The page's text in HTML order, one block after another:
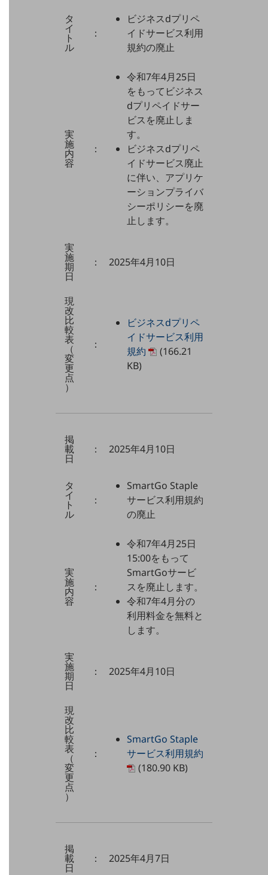
コミュニケーション・情報共有
地域共創・地方創生
セキュリティ対策
業種・業態で探す
業種・業態で探すTOP
製造・建設業
キーワードで探す
モバイルTOP
法人向けスマホ・携帯に関する、
おすすめの機種、料金やサービスをご紹介
ビジネス向けスマートフォン
タフネススマートフォン
データ通信製品
ドコモケータイ
通信モジュール製品
ドコモBiz データ無制限 ドコモ MAX ドコモ mini ドコモBiz かけ放
ケータイプラン
5Gデータプラス
データプラス
IoT向け回線料金
home5Gプラン
タ
イ
ト
ル
：
ビジネスdプリペ
イドサービス利用
規約の廃止
実
施
内
容
：
令和7年4月25日
をもってビジネス
dプリペイドサー
ビスを廃止しま
す。
ビジネスdプリペ
イドサービス廃止
に伴い、アプリケ
ーションプライバ
シーポリシーを廃
止します。
実
施
期
日
： 2025年4月10日
現
改
比
較
表
（
変
更
点
）
：
ビジネスdプリペ
イドサービス利用
規約
(166.21
KB)
掲
載
日
： 2025年4月10日
タ
イ
ト
ル
：
SmartGo Staple
サービス利用規約
の廃止
実
施
内
容
：
令和7年4月25日
15:00をもって
SmartGoサービ
スを廃止します。
令和7年4月分の
利用料金を無料と
します。
実
施
期
日
： 2025年4月10日
現
改
比
較
表
（
変
更
点
）
：
SmartGo Staple
サービス利用規約
(180.90 KB)
掲
載
日
： 2025年4月7日